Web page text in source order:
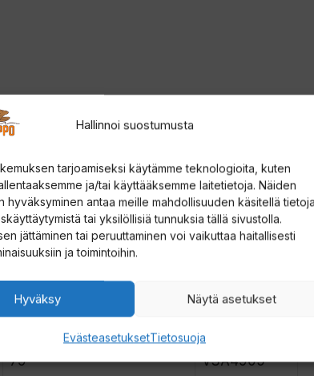
Hallinnoi suostumusta
tarjoamiseksi käytämme teknologioita, kuten
ja/tai käyttääksemme laitetietoja. Näiden
hyväksyminen antaa meille mahdollisuuden käsitellä
tai yksilöllisiä tunnuksia tällä sivustolla.
jättäminen tai peruuttaminen voi vaikuttaa haitallisesti
ja toimintoihin.
Hyväksy Näytä asetukset
EvästeasetuksetTietosuoja
TUBE LENGTH (CM)
79 VSA4905